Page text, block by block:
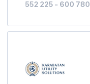
552 225 - 600 780